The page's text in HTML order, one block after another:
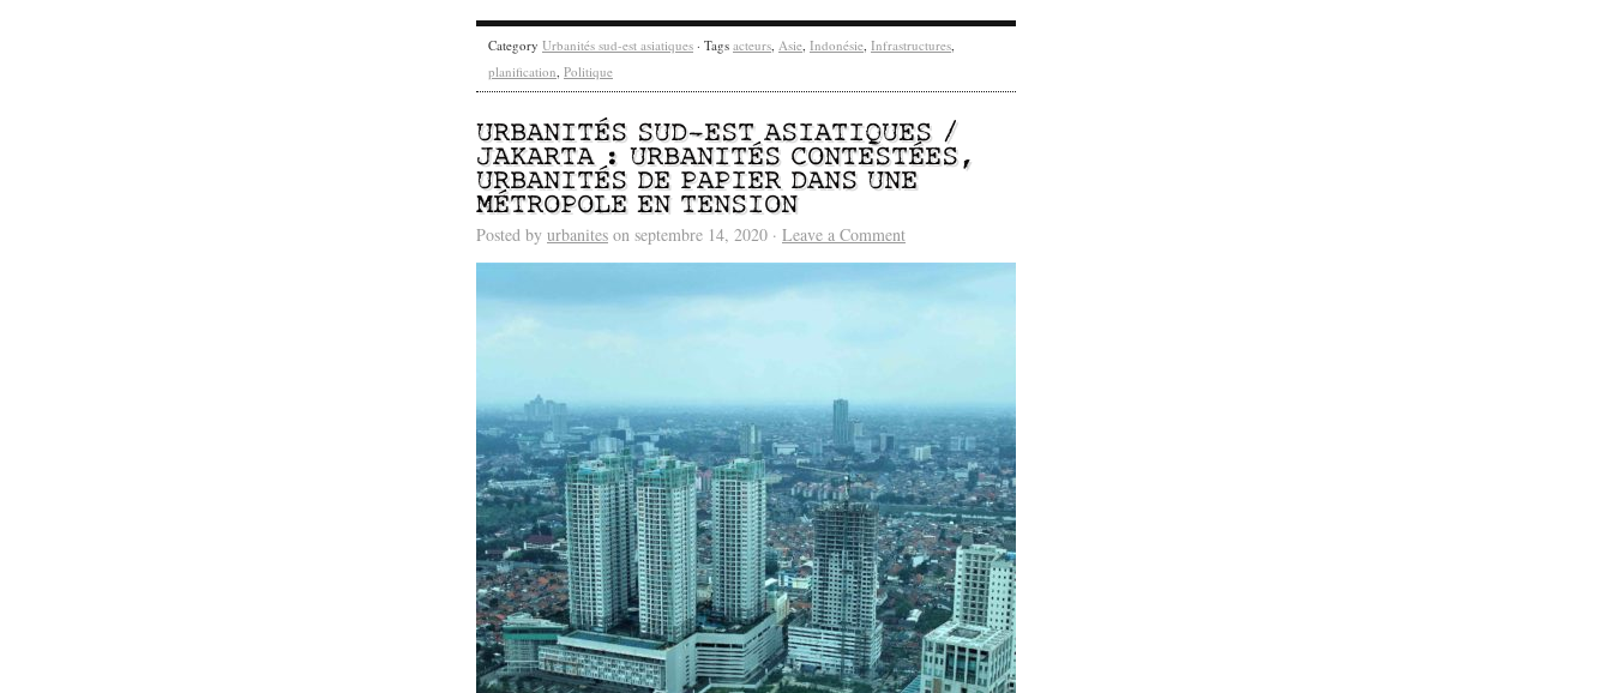
Category Urbanités sud-est asiatiques · Tags acteurs, Asie, Indonésie, Infrastructures,
planification, Politique
URBANITÉS SUD-EST ASIATIQUES /
JAKARTA : URBANITÉS CONTESTÉES,
URBANITÉS DE PAPIER DANS UNE
MÉTROPOLE EN TENSION
Posted by urbanites on septembre 14, 2020 · Leave a Comment